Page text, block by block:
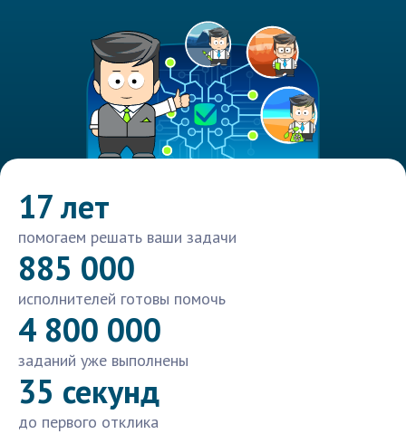
17 лет
помогаем решать ваши задачи
885 000
исполнителей готовы помочь
4 800 000
заданий уже выполнены
35 секунд
до первого отклика